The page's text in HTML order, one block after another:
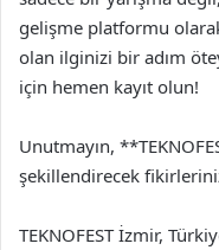
gelişme platformu
olan ilginizi bir adım
için hemen kayıt olun!
Unutmayın,
şekillendirecek
TEKNOFEST İzmir,